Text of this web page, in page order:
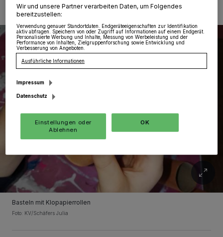
Basteln mit Klopapierrollen
Foto: KV/Schäfers Julia
Wir und unsere Partner verarbeiten Daten, um Folgendes
bereitzustellen:
Verwendung genauer Standortdaten. Endgeräteeigenschaften zur Identifikation
aktiv abfragen. Speichern von oder Zugriff auf Informationen auf einem Endgerät.
Personalisierte Werbung und Inhalte, Messung von Werbeleistung und der
Performance von Inhalten, Zielgruppenforschung sowie Entwicklung und
Verbesserung von Angeboten.
Ausführliche Informationen
Impressum
Datenschutz
Einstellungen oder
Ablehnen
OK